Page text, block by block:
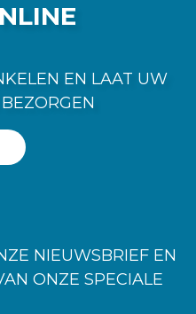
EN LAAT UW
NIEUWSBRIEF EN
ONZE SPECIALE